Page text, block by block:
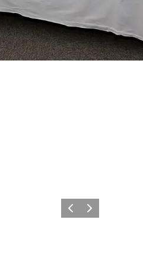
Vorherige Folie
Nächste Folie